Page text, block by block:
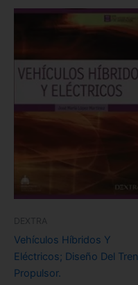
DEXTRA
Vehículos Híbridos Y
Eléctricos; Diseño Del Tren
Propulsor.